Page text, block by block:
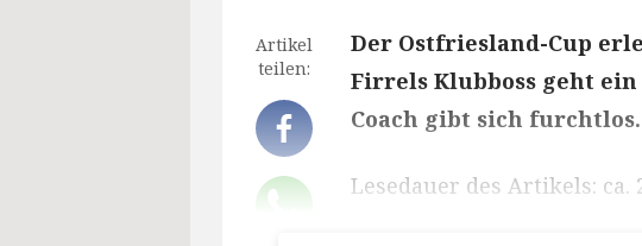
Artikel
teilen:
Der Ostfriesland-Cup
Firrels Klubboss geht
Coach gibt sich furchtlos.
Lesedauer des Artikels: ca.